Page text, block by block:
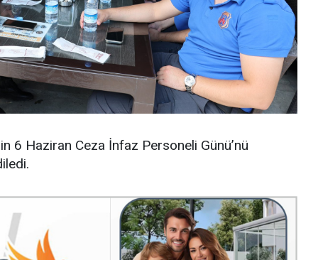
6 Haziran Ceza İnfaz Personeli Günü’nü